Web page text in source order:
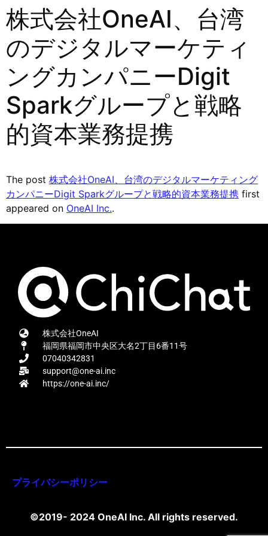
株式会社OneAI、台湾
のデジタルマーケティ
ングカンパニーDigit
Sparkグループと戦略
的資本業務提携
The post 株式会社OneAI、台湾のデジタルマーケティング
カンパニーDigit Sparkグループと戦略的資本業務提携 first
appeared on OneAI Inc..
株式会社OneAI
福岡県福岡市中央区大名2丁目6番11号
07040342831
support@one-ai.inc
https://one-ai.inc/
プライバシーポリシー
©2019- 2024 OneAI Inc. All rights reserved.